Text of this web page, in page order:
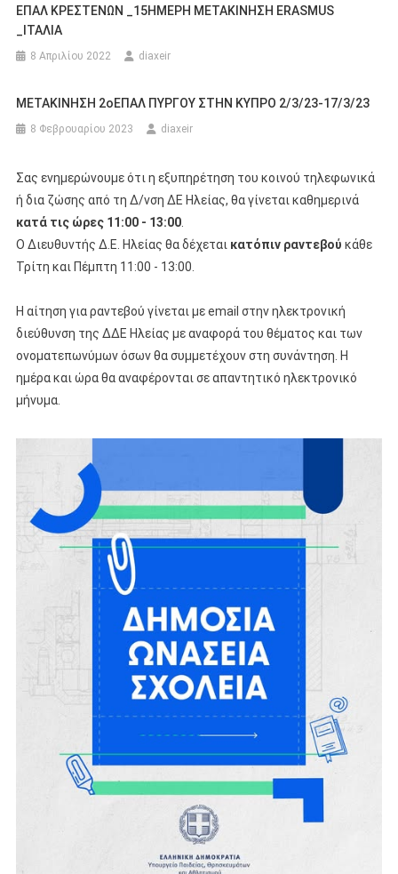
ΕΠΑΛ ΚΡΕΣΤΕΝΩΝ _15ΗΜΕΡΗ ΜΕΤΑΚΙΝΗΣΗ ERASMUS
_ΙΤΑΛΙΑ
8 Απριλίου 2022 diaxeir
ΜΕΤΑΚΙΝΗΣΗ 2οΕΠΑΛ ΠΥΡΓΟΥ ΣΤΗΝ ΚΥΠΡΟ 2/3/23-17/3/23
8 Φεβρουαρίου 2023 diaxeir
Σας ενημερώνουμε ότι η εξυπηρέτηση του κοινού τηλεφωνικά
ή δια ζώσης από τη Δ/νση ΔΕ Ηλείας, θα γίνεται καθημερινά
κατά τις ώρες 11:00 - 13:00.
Ο Διευθυντής Δ.Ε. Ηλείας θα δέχεται κατόπιν ραντεβού κάθε
Τρίτη και Πέμπτη 11:00 - 13:00.
Η αίτηση για ραντεβού γίνεται με email στην ηλεκτρονική
διεύθυνση της ΔΔΕ Ηλείας με αναφορά του θέματος και των
ονοματεπωνύμων όσων θα συμμετέχουν στη συνάντηση. Η
ημέρα και ώρα θα αναφέρονται σε απαντητικό ηλεκτρονικό
μήνυμα.